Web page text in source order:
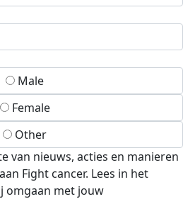
Male
Female
Other
van nieuws, acties en manieren
Fight cancer. Lees in het
omgaan met jouw